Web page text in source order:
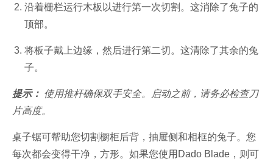
沿着栅栏运行木板以进行第一次切割。这消除了兔子的
顶部。
将板子戴上边缘，然后进行第二切。这清除了其余的兔
子。
提示： 使用推杆确保双手安全。启动之前，请务必检查刀
片高度。
桌子锯可帮助您切割橱柜后背，抽屉侧和相框的兔子。您
每次都会变得干净，方形。如果您使用Dado Blade，则可